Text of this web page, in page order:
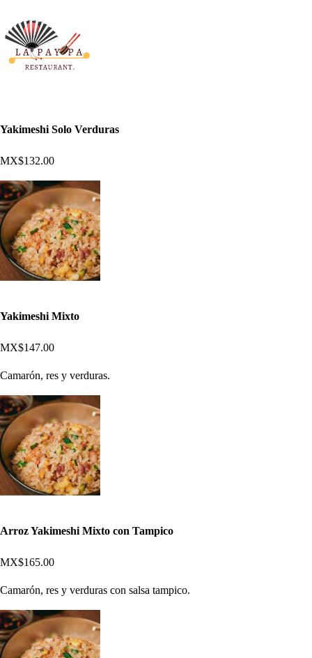
Yakimeshi Solo Verduras
MX$132.00
Yakimeshi Mixto
MX$147.00
Camarón, res y verduras.
Arroz Yakimeshi Mixto con Tampico
MX$165.00
Camarón, res y verduras con salsa tampico.